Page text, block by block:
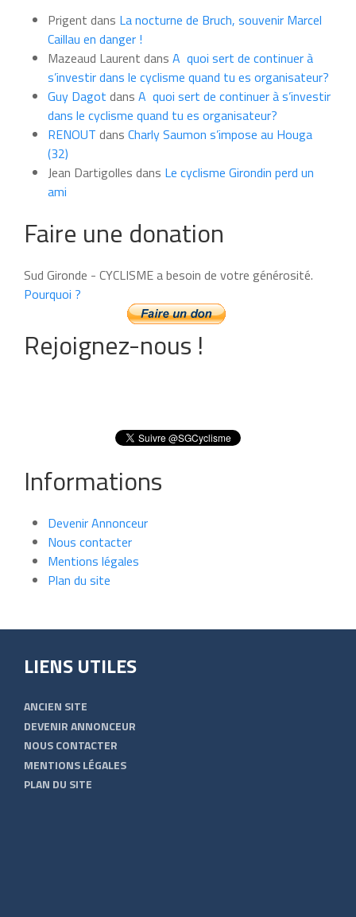
moisPrigent dans La nocturne de Bruch, souvenir Marcel
Caillau en danger !
Mazeaud Laurent dans A quoi sert de continuer à
s’investir dans le cyclisme quand tu es organisateur?
Guy Dagot dans A quoi sert de continuer à s’investir
dans le cyclisme quand tu es organisateur?
RENOUT dans Charly Saumon s’impose au Houga
(32)
Jean Dartigolles dans Le cyclisme Girondin perd un
ami
Faire une donation
Sud Gironde - CYCLISME a besoin de votre générosité.
Pourquoi ?
Rejoignez-nous !
Informations
Devenir Annonceur
Nous contacter
Mentions légales
Plan du site
LIENS UTILES
ANCIEN SITE
DEVENIR ANNONCEUR
NOUS CONTACTER
MENTIONS LÉGALES
PLAN DU SITE